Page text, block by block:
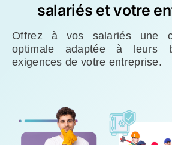
salariés et votre
Offrez à vos salariés une
optimale adaptée à leurs
exigences de votre entreprise.